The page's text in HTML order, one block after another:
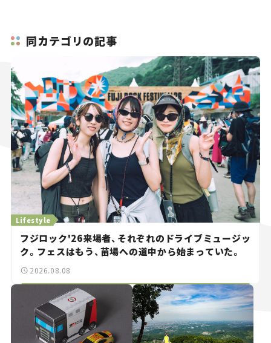
同カテゴリの記事
フジロック'26来場者、それぞれのドライブミュージッ
ク。フェスはもう、苗場への道中から始まっていた。
Lifestyle
2026.08.08